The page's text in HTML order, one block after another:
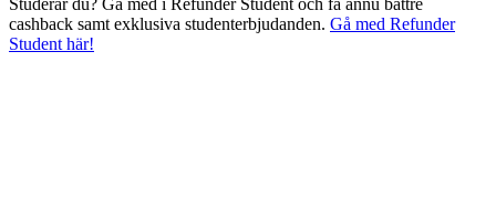
cashback samt exklusiva studenterbjudanden. Gå med Refunder
Student här!